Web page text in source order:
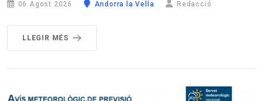
06 Agost 2026 Andorra la Vella Redacció
LLEGIR MÉS